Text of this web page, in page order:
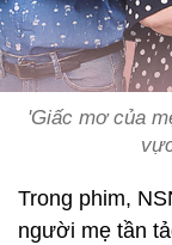
'Giấc mơ của
Trong phim,
người mẹ tần